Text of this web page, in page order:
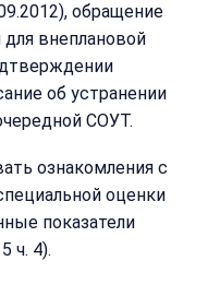
обращение
внеплановой
об устранении
СОУТ.
ознакомления с
оценки
показатели
ч. 4).